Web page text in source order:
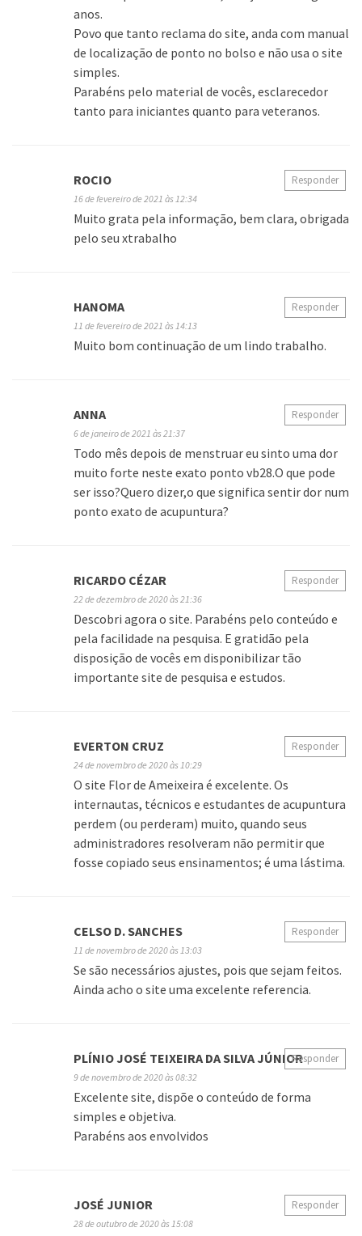
anos.
Povo que tanto reclama do site, anda com manual
de localização de ponto no bolso e não usa o site
simples.
Parabéns pelo material de vocês, esclarecedor
tanto para iniciantes quanto para veteranos.
ROCIO
16 de fevereiro de 2021 às 12:34
Muito grata pela informação, bem clara, obrigada
pelo seu xtrabalho
Responder
HANOMA
11 de fevereiro de 2021 às 14:13
Muito bom continuação de um lindo trabalho.
Responder
ANNA
6 de janeiro de 2021 às 21:37
Todo mês depois de menstruar eu sinto uma dor
muito forte neste exato ponto vb28.O que pode
ser isso?Quero dizer,o que significa sentir dor num
ponto exato de acupuntura?
Responder
RICARDO CÉZAR
22 de dezembro de 2020 às 21:36
Descobri agora o site. Parabéns pelo conteúdo e
pela facilidade na pesquisa. E gratidão pela
disposição de vocês em disponibilizar tão
importante site de pesquisa e estudos.
Responder
EVERTON CRUZ
24 de novembro de 2020 às 10:29
O site Flor de Ameixeira é excelente. Os
internautas, técnicos e estudantes de acupuntura
perdem (ou perderam) muito, quando seus
administradores resolveram não permitir que
fosse copiado seus ensinamentos; é uma lástima.
Responder
CELSO D. SANCHES
11 de novembro de 2020 às 13:03
Se são necessários ajustes, pois que sejam feitos.
Ainda acho o site uma excelente referencia.
Responder
PLÍNIO JOSÉ TEIXEIRA DA SILVA JÚNIOR
9 de novembro de 2020 às 08:32
Excelente site, dispõe o conteúdo de forma
simples e objetiva.
Parabéns aos envolvidos
Responder
JOSÉ JUNIOR
28 de outubro de 2020 às 15:08
Responder